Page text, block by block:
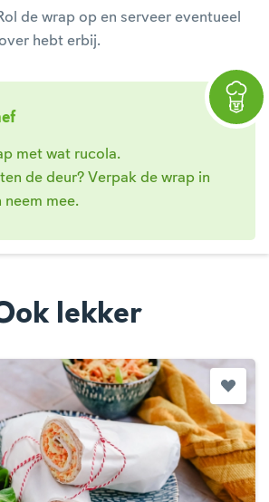
de wrap op en serveer eventueel
hebt erbij.
met wat rucola.
de deur? Verpak de wrap in
mee.
lekker